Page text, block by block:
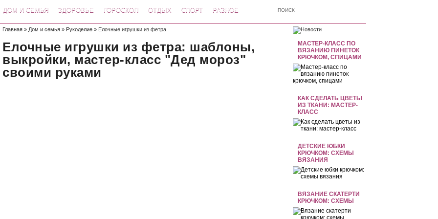
ДОМ И СЕМЬЯ ЗДОРОВЬЕ ГОРОСКОП ОТДЫХ СПОРТ РАЗНОЕ
МАСТЕР-КЛАСС ПО
ВЯЗАНИЮ ПИНЕТОК
КРЮЧКОМ, СПИЦАМИ
КАК СДЕЛАТЬ ЦВЕТЫ
ИЗ ТКАНИ: МАСТЕР-
КЛАСС
ДЕТСКИЕ ЮБКИ
КРЮЧКОМ: СХЕМЫ
ВЯЗАНИЯ
ВЯЗАНИЕ СКАТЕРТИ
КРЮЧКОМ: СХЕМЫ
Главная » Дом и семья » Рукоделие » Елочные игрушки из фетра
Елочные игрушки из фетра: шаблоны,
выкройки, мастер-класс "Дед мороз"
своими руками